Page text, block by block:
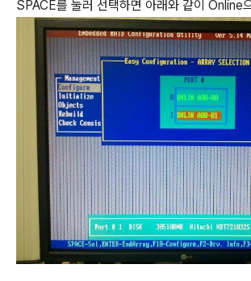
SPACE를 눌러 선택하면 아래와 같이 Online